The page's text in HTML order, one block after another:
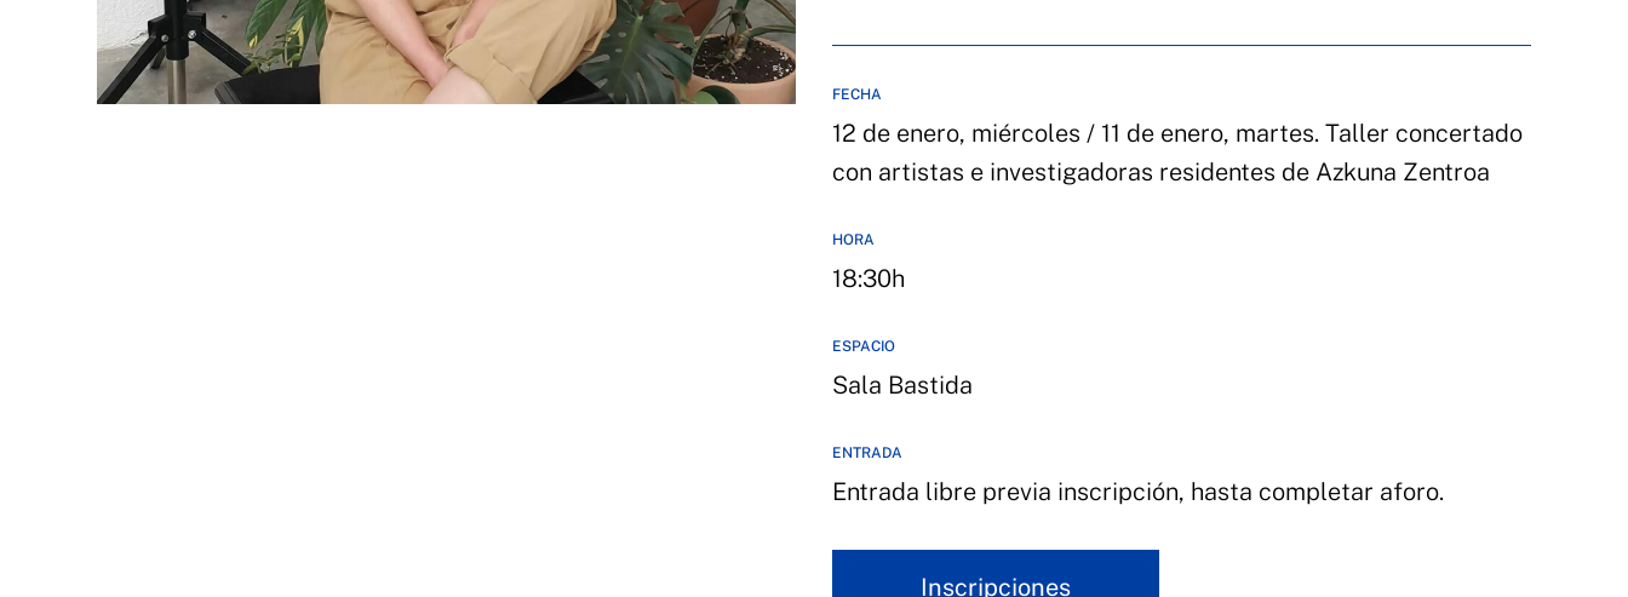
FECHA
12 de enero, miércoles / 11 de enero, martes. Taller concertado
con artistas e investigadoras residentes de Azkuna Zentroa
HORA
18:30h
ESPACIO
Sala Bastida
ENTRADA
Entrada libre previa inscripción, hasta completar aforo.
Inscripciones